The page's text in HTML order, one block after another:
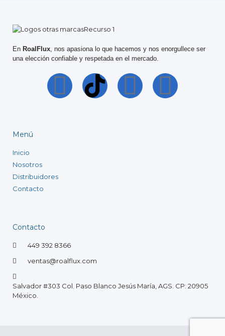
En RoalFlux, nos apasiona lo que hacemos y nos enorgullece ser
una elección confiable y respetada en el mercado.
Menú
Inicio
Nosotros
Distribuidores
Contacto
Contacto
449 392 8366
ventas@roalflux.com
Salvador #303 Col. Paso Blanco Jesús María, AGS. CP: 20905
México.